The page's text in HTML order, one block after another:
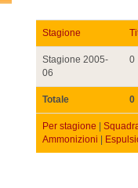
Stagione
Stagione 2005-
06
0
Totale 0
Per stagione
Ammonizioni